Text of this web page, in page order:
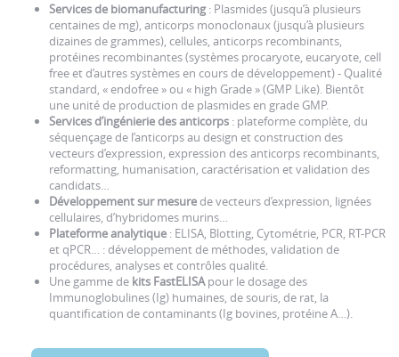
Services de biomanufacturing: Plasmides (jusqu’à plusieurs
centaines de mg), anticorps monoclonaux (jusqu’à plusieurs
dizaines de grammes), cellules, anticorps recombinants,
protéines recombinantes (systèmes procaryote, eucaryote, cell
free et d’autres systèmes en cours de développement) - Qualité
standard, « endofree » ou « high Grade » (GMP Like). Bientôt
une unité de production de plasmides en grade GMP.
Services d’ingénierie des anticorps : plateforme complète, du
séquençage de l’anticorps au design et construction des
vecteurs d’expression, expression des anticorps recombinants,
reformatting, humanisation, caractérisation et validation des
candidats…
Développement sur mesurede vecteurs d’expression, lignées
cellulaires, d’hybridomes murins…
Plateforme analytique : ELISA, Blotting, Cytométrie, PCR, RT-PCR
et qPCR… : développement de méthodes, validation de
procédures, analyses et contrôles qualité.
Une gamme de kits FastELISApour le dosage des
Immunoglobulines (Ig) humaines, de souris, de rat, la
quantification de contaminants (Ig bovines, protéine A…).